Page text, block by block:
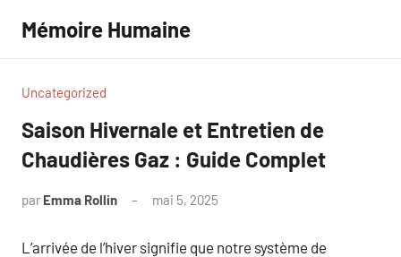
contenu
Mémoire Humaine
Uncategorized
Saison Hivernale et Entretien de
Chaudières Gaz : Guide Complet
par Emma Rollin mai 5, 2025
L’arrivée de l’hiver signifie que notre système de